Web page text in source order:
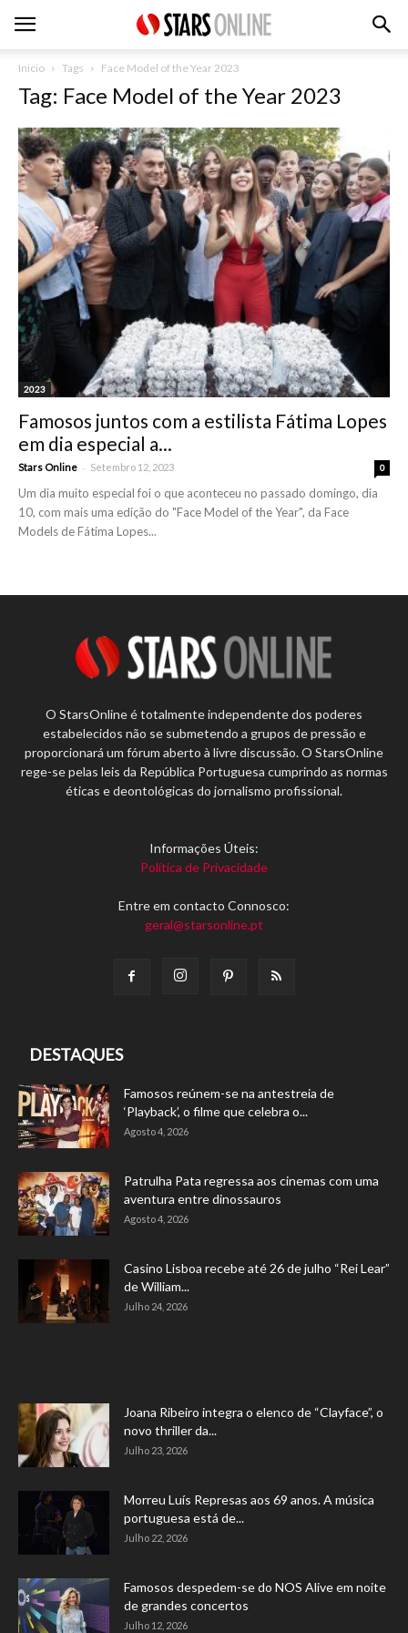
Inicio Tags Face Model of the Year 2023
Tag: Face Model of the Year 2023
2023
Famosos juntos com a estilista Fátima Lopes
em dia especial a...
Stars Online - Setembro 12, 2023 0
Um dia muito especial foi o que aconteceu no passado domingo, dia
10, com mais uma edição do "Face Model of the Year", da Face
Models de Fátima Lopes...
O StarsOnline é totalmente independente dos poderes
estabelecidos não se submetendo a grupos de pressão e
proporcionará um fórum aberto à livre discussão. O StarsOnline
rege-se pelas leis da República Portuguesa cumprindo as normas
éticas e deontológicas do jornalismo profissional.
Informações Úteis:
Política de Privacidade
Entre em contacto Connosco:
geral@starsonline.pt
DESTAQUES
Famosos reúnem-se na antestreia de
‘Playback’, o filme que celebra o...
Agosto 4, 2026
Patrulha Pata regressa aos cinemas com uma
aventura entre dinossauros
Agosto 4, 2026
Casino Lisboa recebe até 26 de julho “Rei Lear”
de William...
Julho 24, 2026
Joana Ribeiro integra o elenco de “Clayface”, o
novo thriller da...
Julho 23, 2026
Morreu Luís Represas aos 69 anos. A música
portuguesa está de...
Julho 22, 2026
Famosos despedem-se do NOS Alive em noite
de grandes concertos
Julho 12, 2026